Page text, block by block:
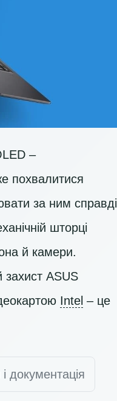
–
похвалитися
за ним справді
шторці
й камери.
захист ASUS
Intel – це
документація